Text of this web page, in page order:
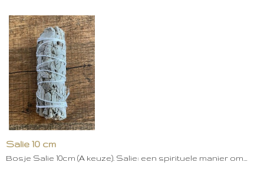
Salie 10 cm
Bosje Salie 10cm (A keuze). Salie: een spirituele manier om…